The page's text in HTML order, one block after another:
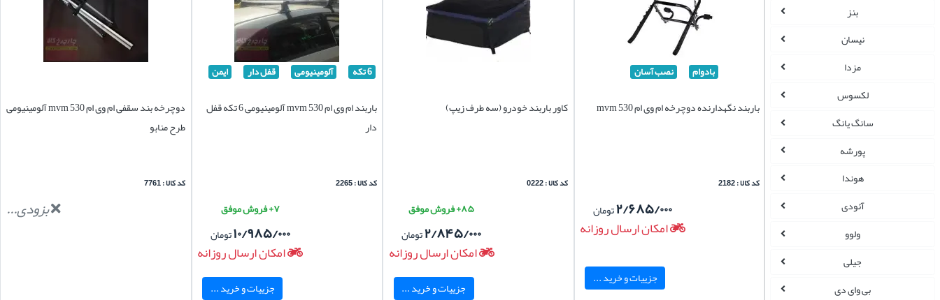
بنز
نیسان
مزدا
لکسوس
سانگ یانگ
پورشه
هوندا
آئودی
ولوو
جیلی
بی وای دی
بادوام نصب آسان
باربند نگهدارنده دوچرخه ام وی ام mvm 530
کد کالا : 2182
۲/۶۸۵/۰۰۰تومان
امکان ارسال روزانه
جزییات و خرید ...
کاور باربند خودرو (سه طرف زیپ)
کد کالا : 0222
۸۵+ فروش موفق
۲/۸۴۵/۰۰۰تومان
امکان ارسال روزانه
جزییات و خرید ...
6 تکه آلومینیومی قفل دار ایمن
باربند ام وی ام mvm 530 آلومینیومی 6 تکه قفل
دار
کد کالا : 2265
۷+ فروش موفق
۱۰/۹۸۵/۰۰۰تومان
امکان ارسال روزانه
جزییات و خرید ...
دوچرخه بند سقفی ام وی ام mvm 530 آلومینیومی
طرح منابو
کد کالا : 7761
بزودی...